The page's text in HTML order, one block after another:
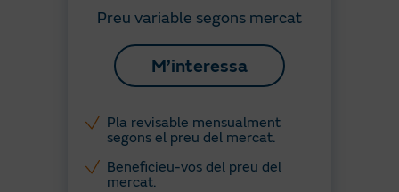
Preu variable segons mercat
M’interessa
Pla revisable mensualment
segons el preu del mercat.
Beneficieu-vos del preu del
mercat.